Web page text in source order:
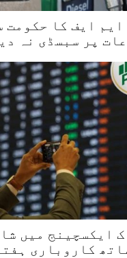
ایم ایف کا حکومت
پر سبسڈی نہ
ایکسچینج میں
کاروباری